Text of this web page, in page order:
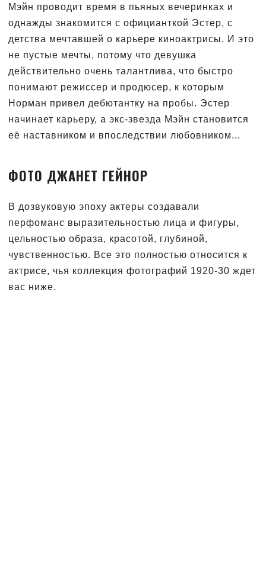
Мэйн проводит время в пьяных вечеринках и
однажды знакомится с официанткой Эстер, с
детства мечтавшей о карьере киноактрисы. И это
не пустые мечты, потому что девушка
действительно очень талантлива, что быстро
понимают режиссер и продюсер, к которым
Норман привел дебютантку на пробы. Эстер
начинает карьеру, а экс-звезда Мэйн становится
её наставником и впоследствии любовником...
ФОТО ДЖАНЕТ ГЕЙНОР
В дозвуковую эпоху актеры создавали
перфоманс выразительностью лица и фигуры,
цельностью образа, красотой, глубиной,
чувственностью. Все это полностью относится к
актрисе, чья коллекция фотографий 1920-30 ждет
вас ниже.